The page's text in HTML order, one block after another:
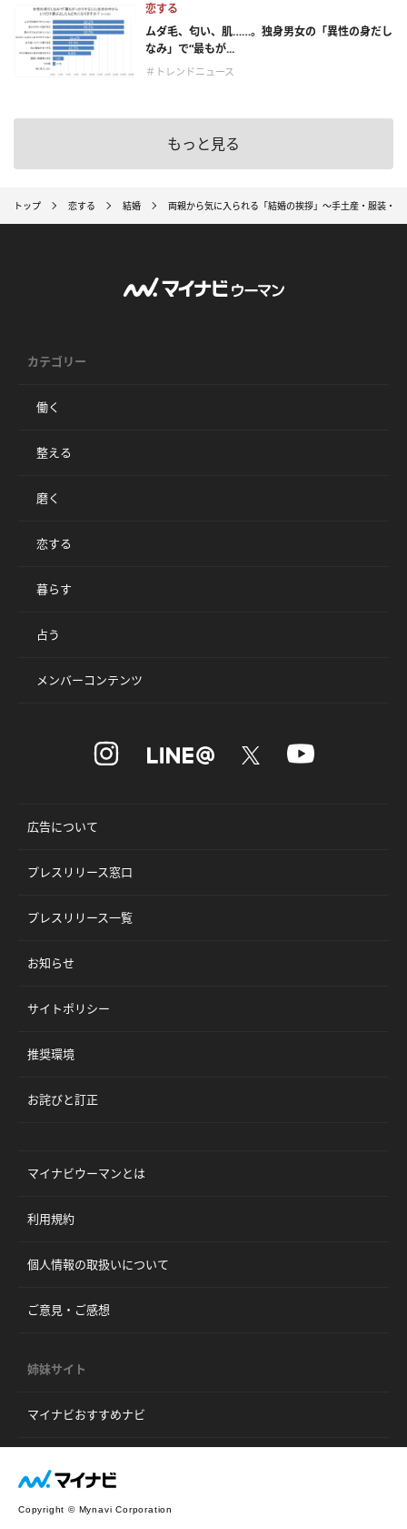
恋する
ムダ毛、匂い、肌……。独身男女の「異性の身だし
なみ」で“最もが...
＃トレンドニュース
もっと見る
トップ 恋する 結婚 両親から気に入られる「結婚の挨拶」～手土産・服装・
カテゴリー
働く
整える
磨く
恋する
暮らす
占う
メンバーコンテンツ
広告について
プレスリリース窓口
プレスリリース一覧
お知らせ
サイトポリシー
推奨環境
お詫びと訂正
マイナビウーマンとは
利用規約
個人情報の取扱いについて
ご意見・ご感想
姉妹サイト
マイナビおすすめナビ
Copyright © Mynavi Corporation